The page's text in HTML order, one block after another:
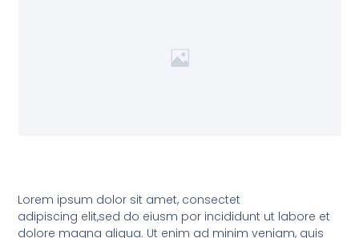
Lorem ipsum dolor sit amet, consectet
adipiscing elit,sed do eiusm por incididunt ut labore et
dolore magna aliqua. Ut enim ad minim veniam, quis